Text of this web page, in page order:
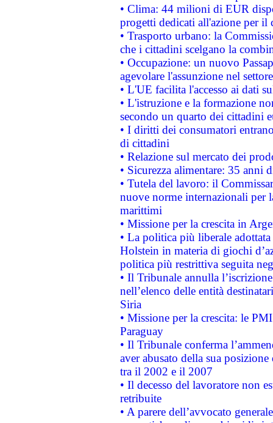
• Clima: 44 milioni di EUR
progetti dedicati all'azione per il
• Trasporto urbano: la
che i cittadini scelgano la
• Occupazione: un nuovo
agevolare l'assunzione nel
• L'UE facilita l'accesso ai dati
• L'istruzione e la formazione
secondo un quarto dei cittadini
• I diritti dei consumatori
di cittadini
• Relazione sul mercato dei
• Sicurezza alimentare: 35 anni
• Tutela del lavoro: il
nuove norme internazionali per
marittimi
• Missione per la crescita in
• La politica più liberale
Holstein in materia di giochi
politica più restrittiva seguita
• Il Tribunale annulla
nell’elenco delle entità
Siria
• Missione per la crescita: le
Paraguay
• Il Tribunale conferma
aver abusato della sua
tra il 2002 e il 2007
• Il decesso del lavoratore non
retribuite
• A parere dell’avvocato